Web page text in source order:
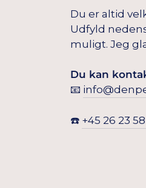
Du er altid
Udfyld
muligt. Jeg
Du kan
📧
☎️ +45 26 23